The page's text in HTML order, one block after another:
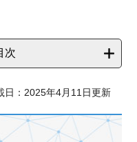
次
日：2025年4月11日更新